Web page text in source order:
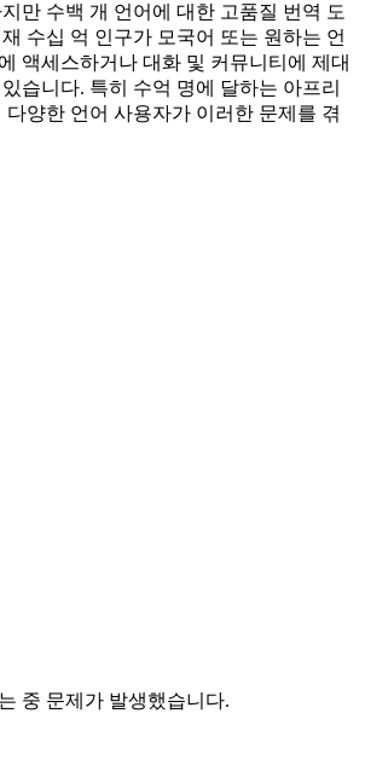
만 수백 개 언어에 대한 고품질 번역 도
수십 억 인구가 모국어 또는 원하는 언
액세스하거나 대화 및 커뮤니티에 제대
습니다. 특히 수억 명에 달하는 아프리
다양한 언어 사용자가 이러한 문제를 겪
중 문제가 발생했습니다.